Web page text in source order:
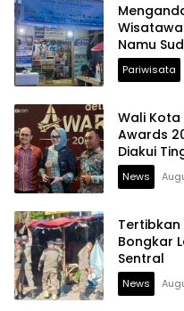
Namu
Digital
Pariwisata
Wali
Awards
Diakui
News
Tertibkan
Bongkar
Sentral
News